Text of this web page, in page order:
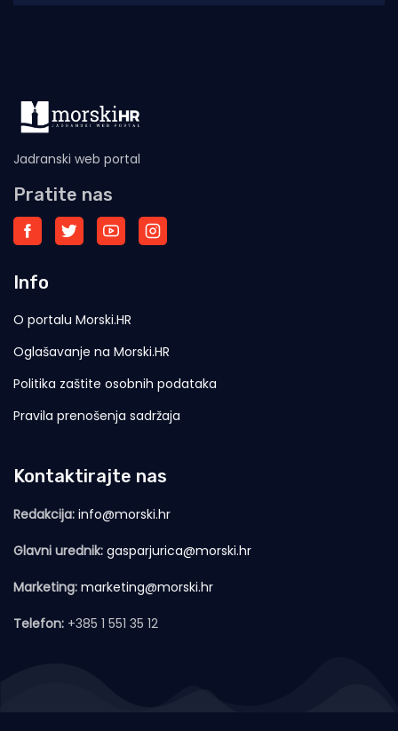
Jadranski web portal
Pratite nas
Info
O portalu Morski.HR
Oglašavanje na Morski.HR
Politika zaštite osobnih podataka
Pravila prenošenja sadržaja
Kontaktirajte nas
Redakcija: info@morski.hr
Glavni urednik: gasparjurica@morski.hr
Marketing: marketing@morski.hr
Telefon: +385 1 551 35 12